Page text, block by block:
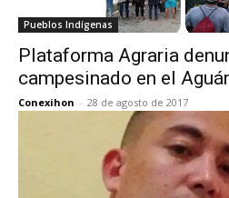
Pueblos Indígenas
Plataforma Agraria
campesinado en el
Conexihon - 28 de agosto de 2017